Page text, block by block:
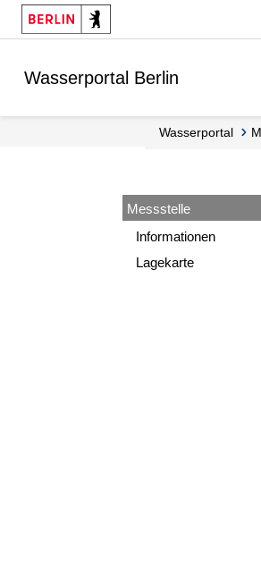
Springe zur Navigation
Springe zum Inhalt
Wasserportal Berlin
Wasserportal
Messstelle
Informationen
Lagekarte